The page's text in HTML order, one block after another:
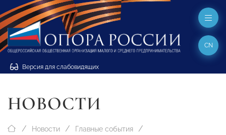
Версия для слабовидящих
CN
НОВОСТИ
Новости Главные события